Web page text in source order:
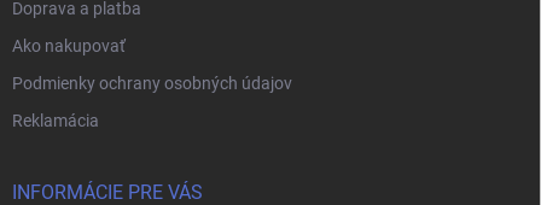
Doprava a platba
Ako nakupovať
Podmienky ochrany osobných údajov
Reklamácia
INFORMÁCIE PRE VÁS